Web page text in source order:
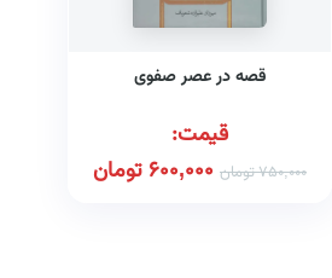
قصه در عصر صفوی
قیمت:
750,000تومان 600,000 تومان